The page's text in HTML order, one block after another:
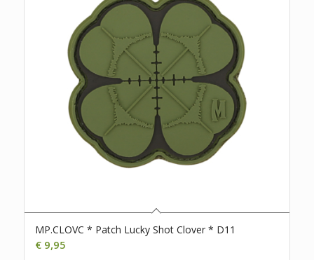
MP.CLOVC * Patch Lucky Shot Clover * D11
€9,95